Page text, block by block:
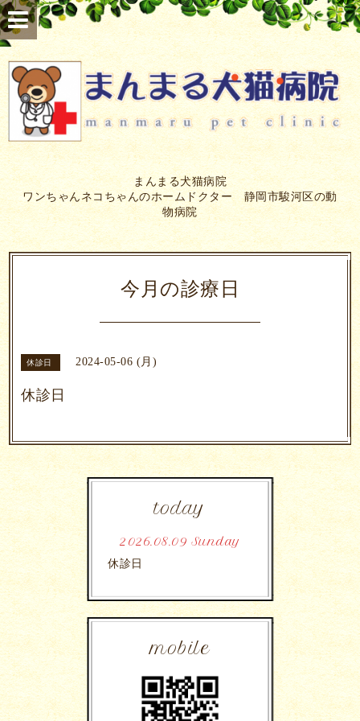
まんまる犬猫病院
ワンちゃんネコちゃんのホームドクター 静岡市駿河区の動
物病院
今月の診療日
休診日 2024-05-06 (月)
休診日
today
2026.08.09 Sunday
休診日
mobile